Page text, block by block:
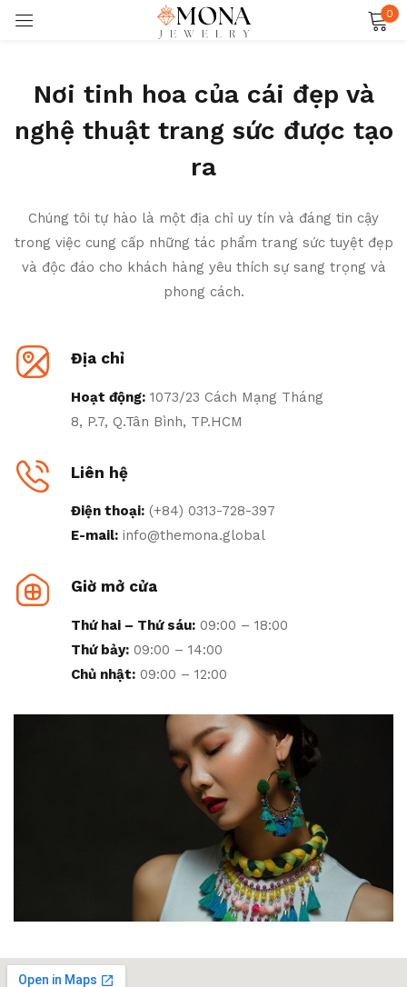
0
Nơi tinh hoa của cái đẹp và
nghệ thuật trang sức được tạo
ra
Chúng tôi tự hào là một địa chỉ uy tín và đáng tin cậy
trong việc cung cấp những tác phẩm trang sức tuyệt đẹp
và độc đáo cho khách hàng yêu thích sự sang trọng và
phong cách.
Địa chỉ
Hoạt động:1073/23 Cách Mạng Tháng
8, P.7, Q.Tân Bình, TP.HCM
Liên hệ
Điện thoại: (+84) 0313-728-397
E-mail: info@themona.global
Giờ mở cửa
Thứ hai – Thứ sáu:09:00 – 18:00
Thứ bảy:09:00 – 14:00
Chủ nhật:09:00 – 12:00
Ghi nhớ Quên mật khẩu?
ĐĂNG NHẬP